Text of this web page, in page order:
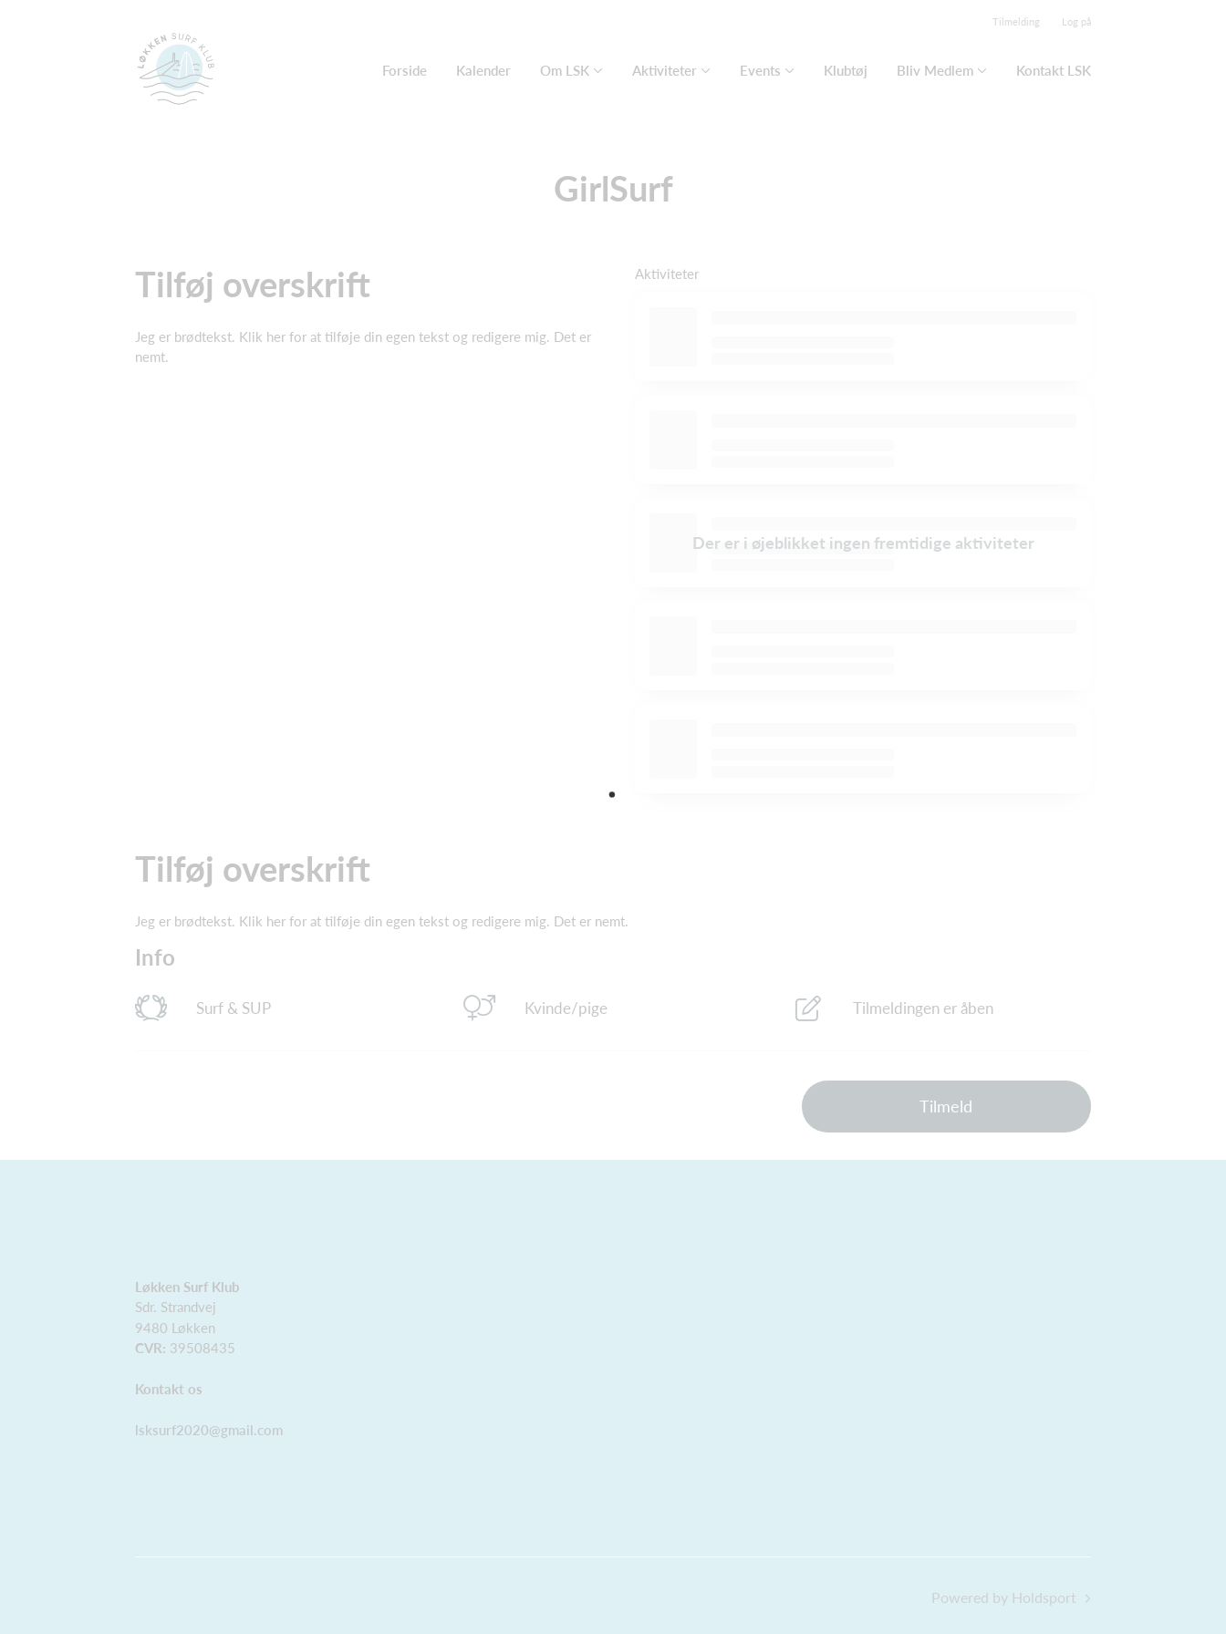
Tilmelding Log på
Forside Kalender Om LSK Aktiviteter Events Klubtøj Bliv Medlem Kontakt LSK
GirlSurf
Tilføj overskrift
Jeg er brødtekst. Klik her for at tilføje din egen tekst og redigere mig. Det er
nemt.
Aktiviteter
Der er i øjeblikket ingen fremtidige aktiviteter
Tilføj overskrift
Jeg er brødtekst. Klik her for at tilføje din egen tekst og redigere mig. Det er nemt.
Info
Surf & SUP Kvinde/pige Tilmeldingen er åben
Tilmeld
Løkken Surf Klub
Sdr. Strandvej
9480 Løkken
CVR: 39508435
Kontakt os
lsksurf2020@gmail.com
Powered by Holdsport